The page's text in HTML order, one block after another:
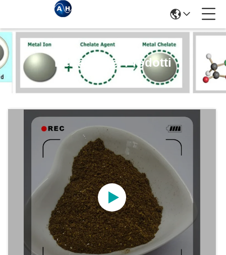
Dettagli Dei Prodotti